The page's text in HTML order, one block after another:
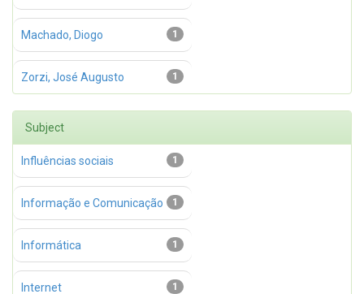
1
Machado, Diogo
1
Zorzi, José Augusto
Subject
1
Influências sociais
1
Informação e Comunicação
1
Informática
1
Internet